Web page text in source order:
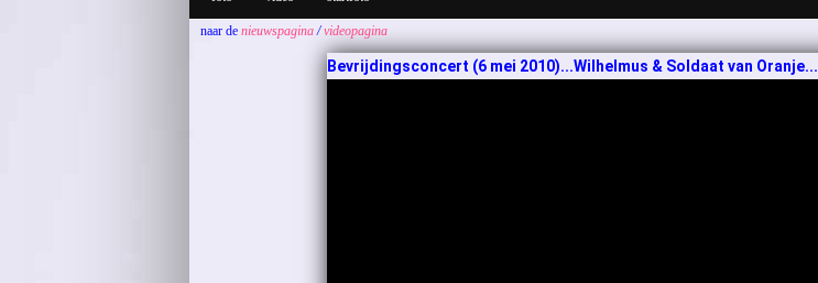
naar de nieuwspagina/videopagina
Bevrijdingsconcert (6 mei 2010)...Wilhelmus & Soldaat van Oranje...